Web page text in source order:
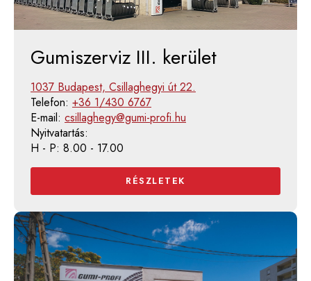
Gumiszerviz III. kerület
1037 Budapest, Csillaghegyi út 22.
Telefon: +36 1/430 6767
E-mail: csillaghegy@gumi-profi.hu
Nyitvatartás:
H - P: 8.00 - 17.00
RÉSZLETEK